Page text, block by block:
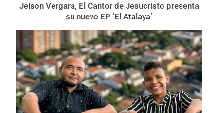
Jeison Vergara, El Cantor de Jesucristo presenta
su nuevo EP ‘El Atalaya’